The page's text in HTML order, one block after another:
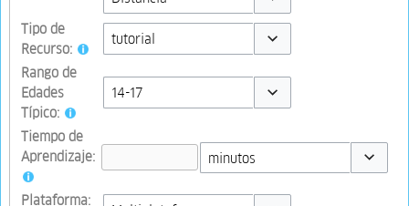
Toggle options
Tipo de
Recurso:
Rango de
Edades
Típico:
Tiempo de
Aprendizaje:
Plataforma: